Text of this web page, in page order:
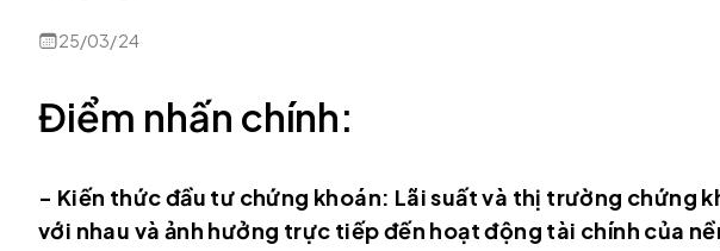
25/03/24
Điểm nhấn chính:
- Kiến thức đầu tư chứng khoán: Lãi suất và thị trường chứng
với nhau và ảnh hưởng trực tiếp đến hoạt động tài chính của